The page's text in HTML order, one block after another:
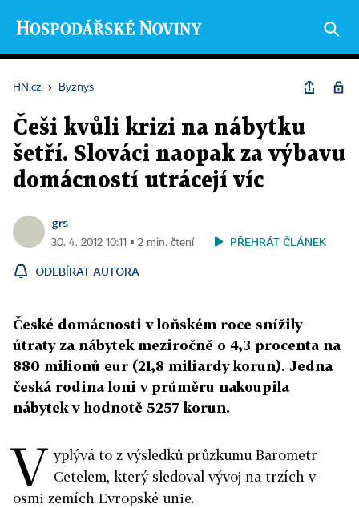
HN.cz › Byznys
Češi kvůli krizi na nábytku
šetří. Slováci naopak za výbavu
domácností utrácejí víc
grs
30. 4. 2012 10:11 ▪ 2 min. čtení PŘEHRÁT ČLÁNEK
ODEBÍRAT AUTORA
České domácnosti v loňském roce snížily
útraty za nábytek meziročně o 4,3 procenta na
880 milionů eur (21,8 miliardy korun). Jedna
česká rodina loni v průměru nakoupila
nábytek v hodnotě 5257 korun.
V yplývá to z výsledků průzkumu Barometr
Cetelem, který sledoval vývoj na trzích v
osmi zemích Evropské unie.